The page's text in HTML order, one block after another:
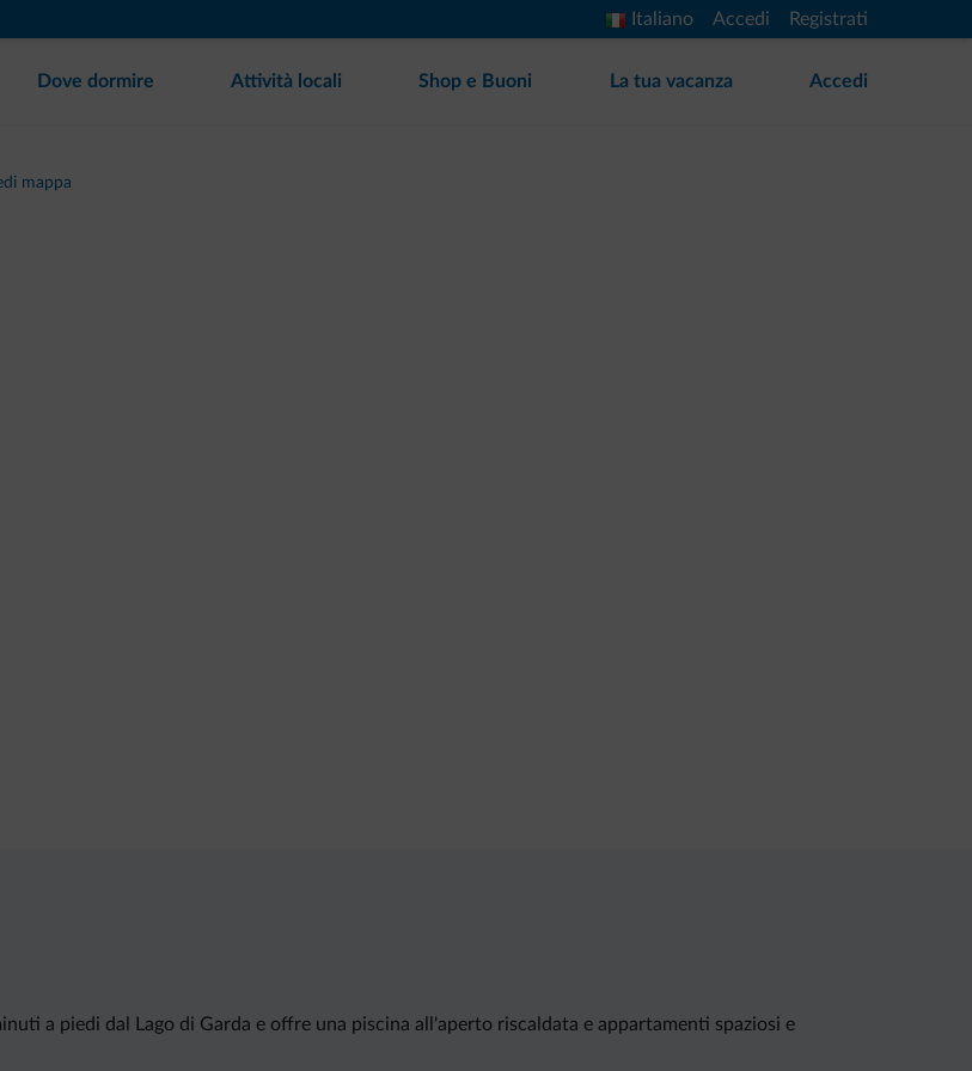
Italiano Accedi Registrati
Dove dormire Attività locali Shop e Buoni La tua vacanza Accedi
mappa
a piedi dal Lago di Garda e offre una piscina all'aperto riscaldata e appartamenti spaziosi e